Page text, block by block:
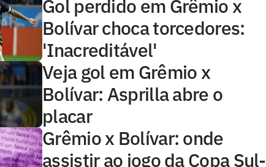
Gol perdido em Grêmio x
Bolívar choca torcedores:
'Inacreditável'
Veja gol em Grêmio x
Bolívar: Asprilla abre o
placar
Grêmio x Bolívar: onde
assistir ao jogo da Copa Sul-